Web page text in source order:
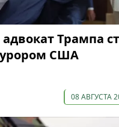
Трампа
США
08 АВГУСТА